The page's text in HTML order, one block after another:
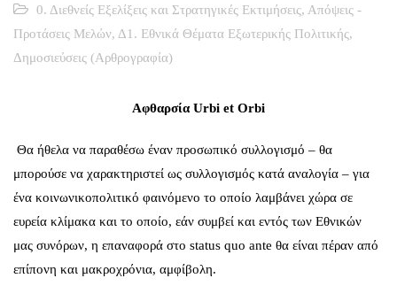
0. Διεθνείς Εξελίξεις και Στρατηγικές Εκτιμήσεις, Απόψεις -
Προτάσεις Μελών, Δ1. Εθνικά Θέματα Εξωτερικής Πολιτικής,
Δημοσιεύσεις (Αρθρογραφία)
ΑφθαρσίαUrbi et Orbi
Θα ήθελα να παραθέσω έναν προσωπικό συλλογισμό – θα
μπορούσε να χαρακτηριστεί ως συλλογισμός κατά αναλογία – για
ένα κοινωνικοπολιτικό φαινόμενο το οποίο λαμβάνει χώρα σε
ευρεία κλίμακα και το οποίο, εάν συμβεί και εντός των Εθνικών
μας συνόρων, η επαναφορά στο status quo ante θα είναι πέραν από
επίπονη και μακροχρόνια, αμφίβολη.